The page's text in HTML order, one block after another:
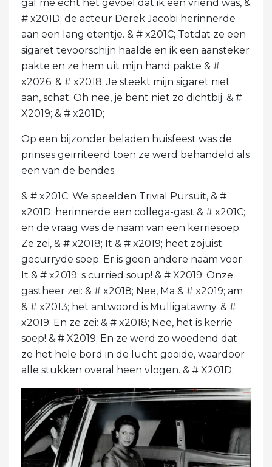
gaf me echt het gevoel dat ik een vriend was, &
# x201D; de acteur Derek Jacobi herinnerde
aan een lang etentje. & # x201C; Totdat ze een
sigaret tevoorschijn haalde en ik een aansteker
pakte en ze hem uit mijn hand pakte & #
x2026; & # x2018; Je steekt mijn sigaret niet
aan, schat. Oh nee, je bent niet zo dichtbij. & #
X2019; & # x201D;
Op een bijzonder beladen huisfeest was de
prinses geïrriteerd toen ze werd behandeld als
een van de bendes.
& # x201C; We speelden Trivial Pursuit, & #
x201D; herinnerde een collega-gast & # x201C;
en de vraag was de naam van een kerriesoep.
Ze zei, & # x2018; It & # x2019; heet zojuist
gecurryde soep. Er is geen andere naam voor.
It & # x2019; s curried soup! & # X2019; Onze
gastheer zei: & # x2018; Nee, Ma & # x2019; am
& # x2013; het antwoord is Mulligatawny. & #
x2019; En ze zei: & # x2018; Nee, het is kerrie
soep! & # X2019; En ze werd zo woedend dat
ze het hele bord in de lucht gooide, waardoor
alle stukken overal heen vlogen. & # X201D;